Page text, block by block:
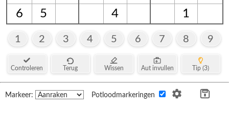
6
5 4 1
1 2 3 4 5 6 7 8 9
Controleren Terug Wissen Aut invullen Tip (3)
Markeer: Potloodmarkeringen